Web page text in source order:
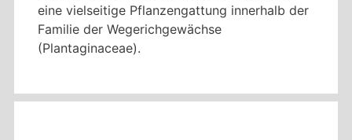
eine vielseitige Pflanzengattung innerhalb der
Familie der Wegerichgewächse
(Plantaginaceae).